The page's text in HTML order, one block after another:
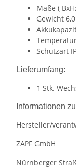
Maße (
Gewicht
Schutzart
Lieferumfang:
1 Stk.
Informationen
Hersteller/
ZAPF GmbH
Nürnberger